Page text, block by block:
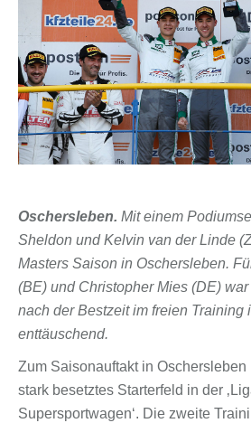
Oschersleben. Mit einem
Sheldon und Kelvin van der Linde
Masters Saison in Oschersleben.
(BE) und Christopher Mies (DE)
nach der Bestzeit im freien Training
enttäuschend.
Zum Saisonauftakt in
stark besetztes Starterfeld in der
Supersportwagen‘. Die zweite